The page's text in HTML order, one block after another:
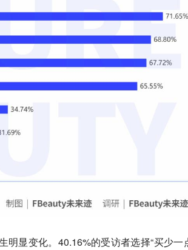
显变化。40.16%的受访者选择“买少一